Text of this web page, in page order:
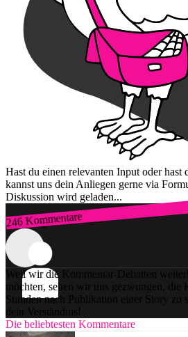
Hast du einen relevanten Input oder hast
kannst uns dein Anliegen gerne via
Diskussion wird geladen...
246 Kommentare
Zum Login
Weil wir die Kommentar-Debatten
möchten, sehen wir uns gezwungen,
Stunden nach Publikation einer Story zu
dein Verständnis!
Die beliebtesten Kommentare